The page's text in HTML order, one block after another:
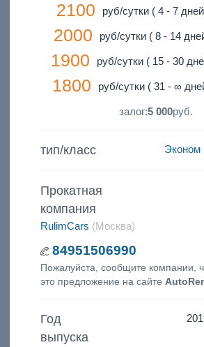
2100 руб/сутки ( 4 - 7
2000 руб/сутки ( 8 - 14
1900 руб/сутки ( 15 - 30
1800 руб/сутки ( 31 - ∞
залог:5 000руб.
тип/класс Эконом
Прокатная
компания
RulimCars (Москва)
84951506990
Пожалуйста, сообщите компании,
это предложение на сайте
Год
выпуска